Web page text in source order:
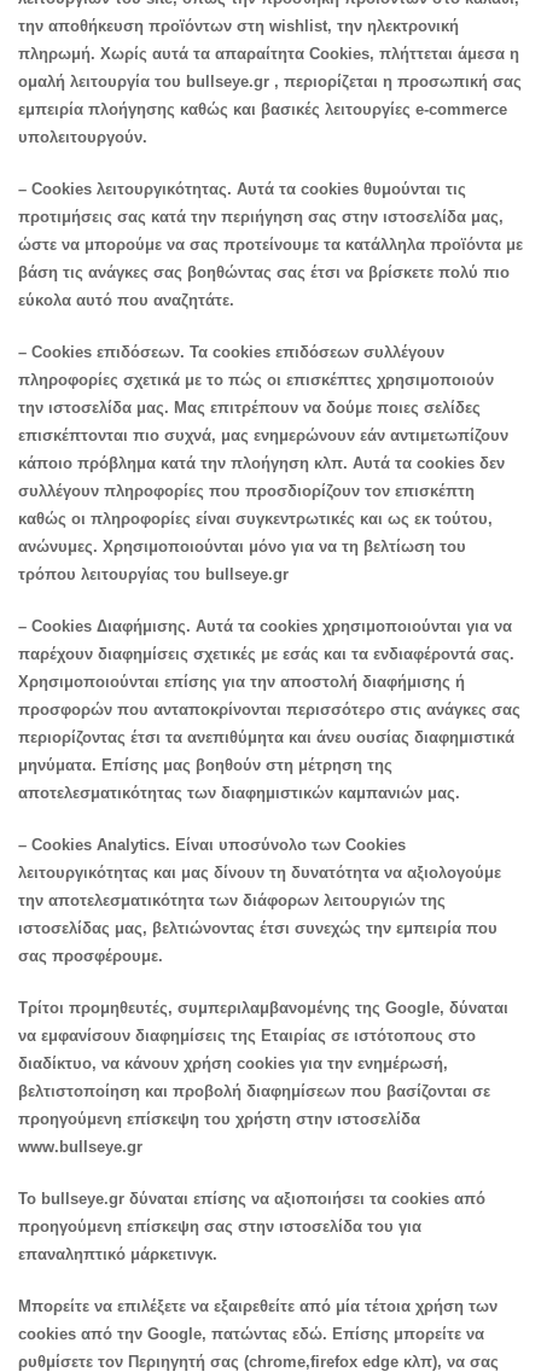
την αποθήκευση προϊόντων στη wishlist, την ηλεκτρονική
πληρωμή. Χωρίς αυτά τα απαραίτητα Cookies, πλήττεται άμεσα η
ομαλή λειτουργία του bullseye.gr , περιορίζεται η προσωπική σας
εμπειρία πλοήγησης καθώς και βασικές λειτουργίες e-commerce
υπολειτουργούν.
– Cookies λειτουργικότητας. Αυτά τα cookies θυμούνται τις
προτιμήσεις σας κατά την περιήγηση σας στην ιστοσελίδα μας,
ώστε να μπορούμε να σας προτείνουμε τα κατάλληλα προϊόντα με
βάση τις ανάγκες σας βοηθώντας σας έτσι να βρίσκετε πολύ πιο
εύκολα αυτό που αναζητάτε.
– Cookies επιδόσεων. Τα cookies επιδόσεων συλλέγουν
πληροφορίες σχετικά με το πώς οι επισκέπτες χρησιμοποιούν
την ιστοσελίδα μας. Μας επιτρέπουν να δούμε ποιες σελίδες
επισκέπτονται πιο συχνά, μας ενημερώνουν εάν αντιμετωπίζουν
κάποιο πρόβλημα κατά την πλοήγηση κλπ. Αυτά τα cookies δεν
συλλέγουν πληροφορίες που προσδιορίζουν τον επισκέπτη
καθώς οι πληροφορίες είναι συγκεντρωτικές και ως εκ τούτου,
ανώνυμες. Χρησιμοποιούνται μόνο για να τη βελτίωση του
τρόπου λειτουργίας του bullseye.gr
– Cookies Διαφήμισης. Αυτά τα cookies χρησιμοποιούνται για να
παρέχουν διαφημίσεις σχετικές με εσάς και τα ενδιαφέροντά σας.
Χρησιμοποιούνται επίσης για την αποστολή διαφήμισης ή
προσφορών που ανταποκρίνονται περισσότερο στις ανάγκες σας
περιορίζοντας έτσι τα ανεπιθύμητα και άνευ ουσίας διαφημιστικά
μηνύματα. Επίσης μας βοηθούν στη μέτρηση της
αποτελεσματικότητας των διαφημιστικών καμπανιών μας.
– Cookies Analytics. Είναι υποσύνολο των Cookies
λειτουργικότητας και μας δίνουν τη δυνατότητα να αξιολογούμε
την αποτελεσματικότητα των διάφορων λειτουργιών της
ιστοσελίδας μας, βελτιώνοντας έτσι συνεχώς την εμπειρία που
σας προσφέρουμε.
Τρίτοι προμηθευτές, συμπεριλαμβανομένης της Google, δύναται
να εμφανίσουν διαφημίσεις της Εταιρίας σε ιστότοπους στο
διαδίκτυο, να κάνουν χρήση cookies για την ενημέρωσή,
βελτιστοποίηση και προβολή διαφημίσεων που βασίζονται σε
προηγούμενη επίσκεψη του χρήστη στην ιστοσελίδα
www.bullseye.gr
To bullseye.gr δύναται επίσης να αξιοποιήσει τα cookies από
προηγούμενη επίσκεψη σας στην ιστοσελίδα του για
επαναληπτικό μάρκετινγκ.
Μπορείτε να επιλέξετε να εξαιρεθείτε από μία τέτοια χρήση των
cookies από την Google, πατώντας εδώ. Επίσης μπορείτε να
ρυθμίσετε τον Περιηγητή σας (chrome,firefox edge κλπ), να σας